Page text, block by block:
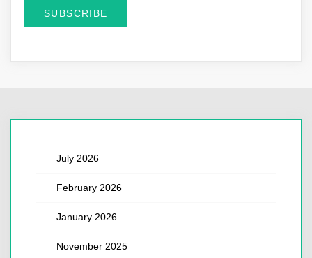
July 2026
February 2026
January 2026
November 2025